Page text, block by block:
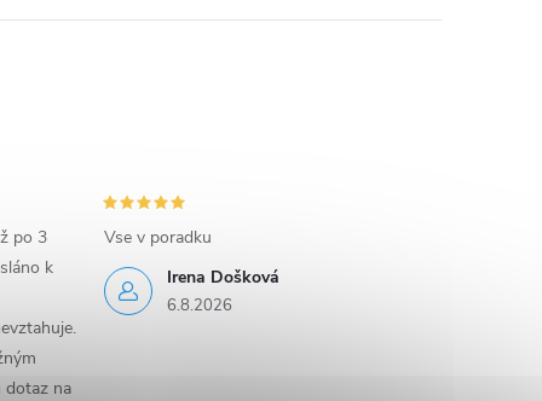
po 3
k
dotaz na
Irena Došková
6.8.2026
Vse v poradku